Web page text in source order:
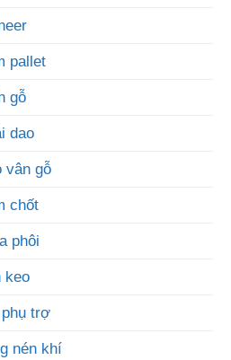
pallet
gỗ
dao
vân gỗ
chốt
phôi
keo
trợ
nén khí